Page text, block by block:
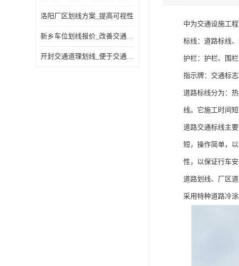
洛阳厂区划线方案_提高可视性
新乡车位划线报价_改善交通效率
开封交通道理划线_便于交通管理
中为交通设施工程
标线：道路标线
护栏：护栏、围
指示牌：交通标
道路标线分为：
线。它施工时间
道路交通标线主
短，操作简单，
性，以保证行车安
道路划线、厂区
采用特种道路冷